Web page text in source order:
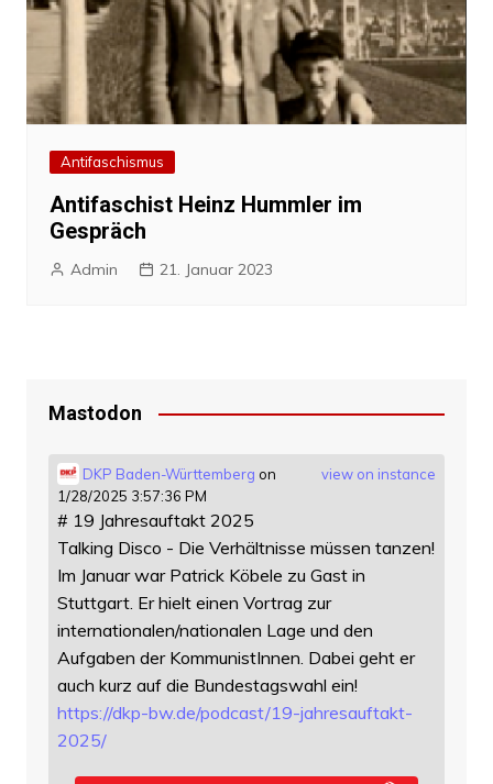
Antifaschismus
Antifaschist Heinz Hummler im
Gespräch
Admin 21. Januar 2023
Mastodon
view on instance
DKP Baden-Württemberg on
1/28/2025 3:57:36 PM
# 19 Jahresauftakt 2025
Talking Disco - Die Verhältnisse müssen tanzen!
Im Januar war Patrick Köbele zu Gast in
Stuttgart. Er hielt einen Vortrag zur
internationalen/nationalen Lage und den
Aufgaben der KommunistInnen. Dabei geht er
auch kurz auf die Bundestagswahl ein!
https://dkp-bw.de/podcast/19-jahresauftakt-
2025/